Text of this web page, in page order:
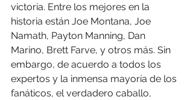
victoria. Entre los mejores en la
historia están Joe Montana, Joe
Namath, Payton Manning, Dan
Marino, Brett Farve, y otros más. Sin
embargo, de acuerdo a todos los
expertos y la inmensa mayoría de los
fanáticos, el verdadero caballo,